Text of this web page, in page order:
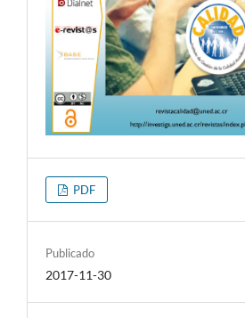
PDF
Publicado
2017-11-30